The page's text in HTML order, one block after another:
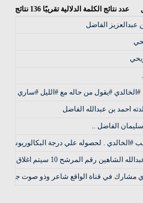
عدد نتائج الكلمة الدلالية تقريبًا 136 نتائج
عبدالعزيز الفاضل
#يقول من حاله مع #الليل #ساري
احمد بن عبدالله الفاضل
الفاضل ..
#الخالدي . لحصوله علي درجة البكالوريوس
ملاحظه يجب على المصوت ان يكون مهندس ولديه عضويه في هيئة المهندسين
مشارك في قناة الواقع شاعر وذو صوت جميل